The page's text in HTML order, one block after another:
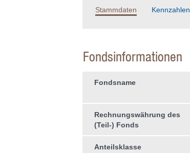
Stammdaten Kennzahlen
Fondsinformationen
Fondsname
Rechnungswährung des
(Teil-) Fonds
Anteilsklasse